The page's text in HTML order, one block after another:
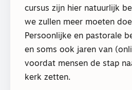
cursus zijn hier natuurlijk
we zullen meer moeten
Persoonlijke en pastorale
en soms ook jaren van
voordat mensen de stap
kerk zetten.